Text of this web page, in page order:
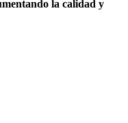
la calidad y